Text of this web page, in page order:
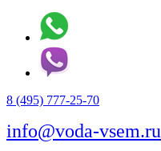
8 (495) 777-25-70
info@voda-vsem.ru